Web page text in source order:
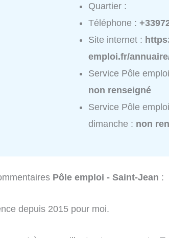
Quartier :
Téléphone :
Site internet :
emploi.fr/
Service Pôle
non renseigné
Service Pôle
dimanche : non
Pôle emploi - Saint-Jean :
depuis 2015 pour moi.